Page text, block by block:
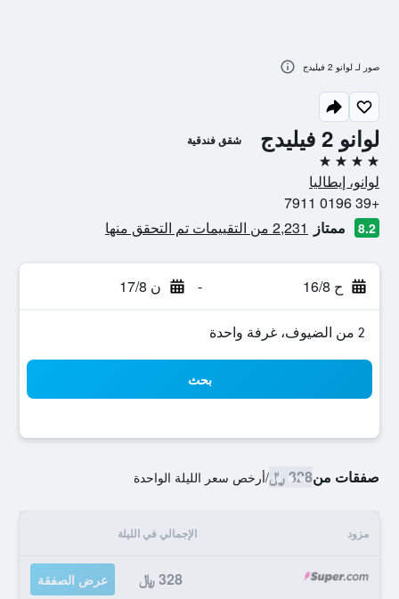
لوانو 2 فيليدج شقق فندقية
4 نجوم
لوانو، إيطاليا
+39 0196 7911
8.2 ممتاز 2,231 من التقييمات تم التحقق منها
ح 16/8 - ن 17/8
2 من الضيوف، غرفة واحدة
بحث
صفقات من328 ﷼ /أرخص سعر الليلة الواحدة
مزود الإجمالي في الليلة
328 ﷼ عرض الصفقة
صور لـ لوانو 2 فيليدج